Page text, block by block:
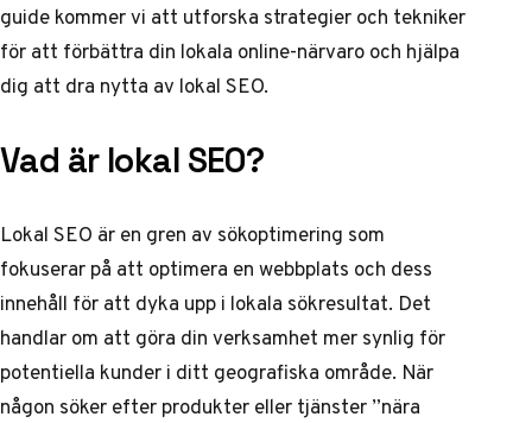
guide kommer vi att utforska strategier och tekniker
för att förbättra din lokala online-närvaro och hjälpa
dig att dra nytta av lokal SEO.
Vad är lokal SEO?
Lokal SEO är en gren av sökoptimering som
fokuserar på att optimera en webbplats och dess
innehåll för att dyka upp i lokala sökresultat. Det
handlar om att göra din verksamhet mer synlig för
potentiella kunder i ditt geografiska område. När
någon söker efter produkter eller tjänster ”nära